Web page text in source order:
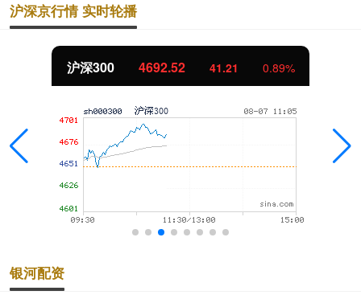
沪深京行情 实时轮播
沪深300 4692.52 41.21 0.89%
银河配资